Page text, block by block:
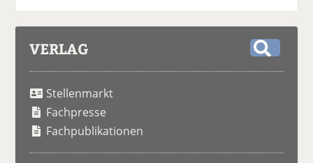
VERLAG
Stellenmarkt
Fachpresse
Fachpublikationen